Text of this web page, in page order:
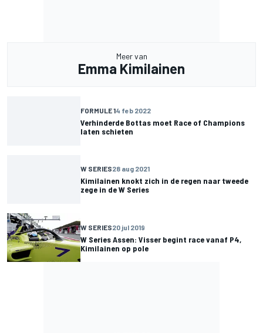
Meer van
Emma Kimilainen
FORMULE 14 feb 2022
Verhinderde Bottas moet Race of Champions
laten schieten
W SERIES28 aug 2021
Kimilainen knokt zich in de regen naar tweede
zege in de W Series
W SERIES20 jul 2019
W Series Assen: Visser begint race vanaf P4,
Kimilainen op pole